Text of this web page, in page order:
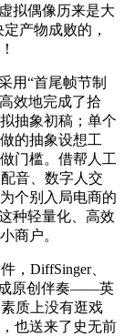
拟偶像历来是大
产物成败的，
“首尾帧节制
效地完成了拾
抽象初稿；单个
的抽象设想工
门槛。借帮人工
音、数字人交
个别入局电商的
种轻量化、高效
商户。
DiffSinger、
成原创伴奏——英
素质上没有逛戏
也送来了史无前